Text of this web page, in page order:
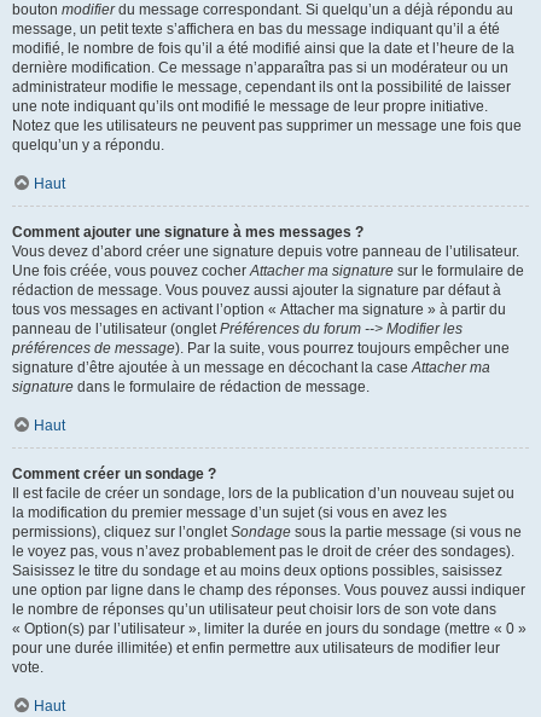
bouton modifierdu message correspondant. Si quelqu’un a déjà répondu au
message, un petit texte s’affichera en bas du message indiquant qu’il a été
modifié, le nombre de fois qu’il a été modifié ainsi que la date et l’heure de la
dernière modification. Ce message n’apparaîtra pas si un modérateur ou un
administrateur modifie le message, cependant ils ont la possibilité de laisser
une note indiquant qu’ils ont modifié le message de leur propre initiative.
Notez que les utilisateurs ne peuvent pas supprimer un message une fois que
quelqu’un y a répondu.
Haut
Comment ajouter une signature à mes messages ?
Vous devez d’abord créer une signature depuis votre panneau de l’utilisateur.
Une fois créée, vous pouvez cocherAttacher ma signature sur le formulaire de
rédaction de message. Vous pouvez aussi ajouter la signature par défaut à
tous vos messages en activant l’option « Attacher ma signature » à partir du
panneau de l’utilisateur (ongletPréférences du forum --> Modifier les
préférences de message). Par la suite, vous pourrez toujours empêcher une
signature d’être ajoutée à un message en décochant la caseAttacher ma
signature dans le formulaire de rédaction de message.
Haut
Comment créer un sondage ?
Il est facile de créer un sondage, lors de la publication d’un nouveau sujet ou
la modification du premier message d’un sujet (si vous en avez les
permissions), cliquez sur l’ongletSondage sous la partie message (si vous ne
le voyez pas, vous n’avez probablement pas le droit de créer des sondages).
Saisissez le titre du sondage et au moins deux options possibles, saisissez
une option par ligne dans le champ des réponses. Vous pouvez aussi indiquer
le nombre de réponses qu’un utilisateur peut choisir lors de son vote dans
« Option(s) par l’utilisateur », limiter la durée en jours du sondage (mettre « 0 »
pour une durée illimitée) et enfin permettre aux utilisateurs de modifier leur
vote.
Haut